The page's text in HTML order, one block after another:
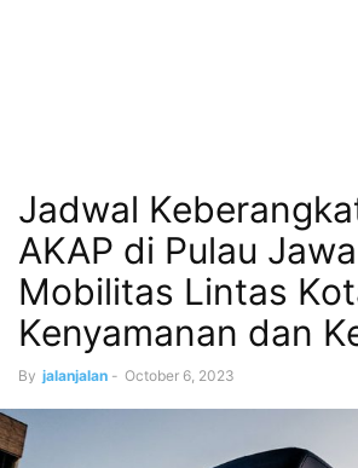
Jadwal
AKAP di Pulau
Mobilitas Lintas
Kenyamanan dan
By jalanjalan - October 6, 2023